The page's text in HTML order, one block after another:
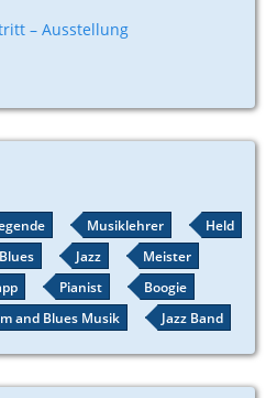
– Ausstellung
Musiklehrer
Held
Blues Jazz
Meister
Pianist
Boogie
and Blues Musik Jazz Band